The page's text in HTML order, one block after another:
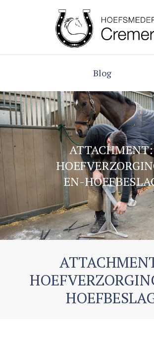
Blog
ATTACHMENT:
EN-